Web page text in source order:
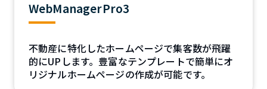
WebManagerPro3
不動産に特化したホームページで集客数が飛躍
的にUPします。豊富なテンプレートで簡単にオ
リジナルホームページの作成が可能です。